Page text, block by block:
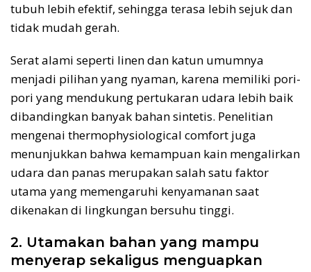
tubuh lebih efektif, sehingga terasa lebih sejuk dan
tidak mudah gerah.
Serat alami seperti linen dan katun umumnya
menjadi pilihan yang nyaman, karena memiliki pori-
pori yang mendukung pertukaran udara lebih baik
dibandingkan banyak bahan sintetis. Penelitian
mengenai thermophysiological comfort juga
menunjukkan bahwa kemampuan kain mengalirkan
udara dan panas merupakan salah satu faktor
utama yang memengaruhi kenyamanan saat
dikenakan di lingkungan bersuhu tinggi.
2. Utamakan bahan yang mampu
menyerap sekaligus menguapkan